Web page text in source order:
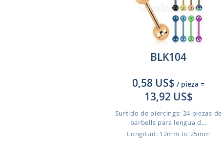
BLK104
0,58 US$ / pieza =
13,92 US$
Surtido de piercings: 24 piezas de
barbells para lengua d...
Longitud: 12mm to 25mm